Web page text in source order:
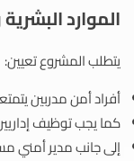
الموارد
يتطلب المشروع تعيين:
أفراد أمن مدربين
كما يجب توظيف
إلى جانب مدير أمني